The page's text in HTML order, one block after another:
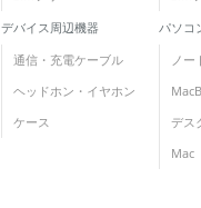
デバイス周辺機器
通信・充電ケーブル
ヘッドホン・イヤホン
ケース
パソコ
ノー
デス
Mac